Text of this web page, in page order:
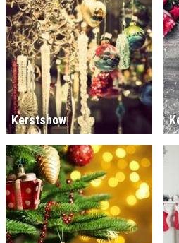
Kerstshow